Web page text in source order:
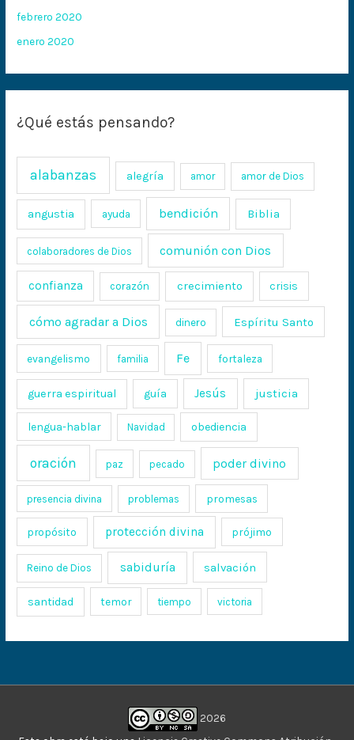
febrero 2020
enero 2020
¿Qué estás pensando?
alabanzas alegría amor amor de Dios
angustia ayuda bendición Biblia
colaboradores de Dios comunión con Dios
confianza corazón crecimiento crisis
cómo agradar a Dios dinero Espíritu Santo
evangelismo familia Fe fortaleza
guerra espiritual guía Jesús justicia
lengua-hablar Navidad obediencia
oración paz pecado poder divino
presencia divina problemas promesas
propósito protección divina prójimo
Reino de Dios sabiduría salvación
santidad temor tiempo victoria
2026